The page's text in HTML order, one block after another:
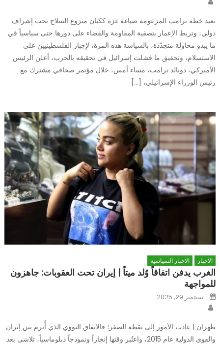
تعيد خطة ترامب المزعومة صياغة غزة ككيان منزوع السلاح تحت إشراف
دولي، وتربط الإعمار بتصفية المقاومة والقضاء على دورها حتى سياسياً في
ما يبدو محاولة متجدّدة، بالسياسة هذه المرة، لإجبار الفلسطينيين على
الاستسلام، وتحقيق ما فشلت إسرائيل في تحقيقه بالحرب، أعلن الرئيس
الأميركي، دونالد ترامب، مساء أمس، خلال مؤتمر صحافي مشترك مع
رئيس الوزراء الإسرائيلي، […]
الاخبار الاخبار السياسية
الغرب يدفن اتفاقاً وُلد ميتاً | إيران تحت العقوبات: جاهزون
للمواجهة
Posted
onسبتمبر 29, 2025
طهران | عادت الأمور إلى نقطة الصفر؛ فالاتفاق النووي الذي أُبرم بين إيران
والقوى الدولية عام 2015، واعتُبر وقتها إنجازاً ونموذجاً دبلوماسياً، تلاشى بعد